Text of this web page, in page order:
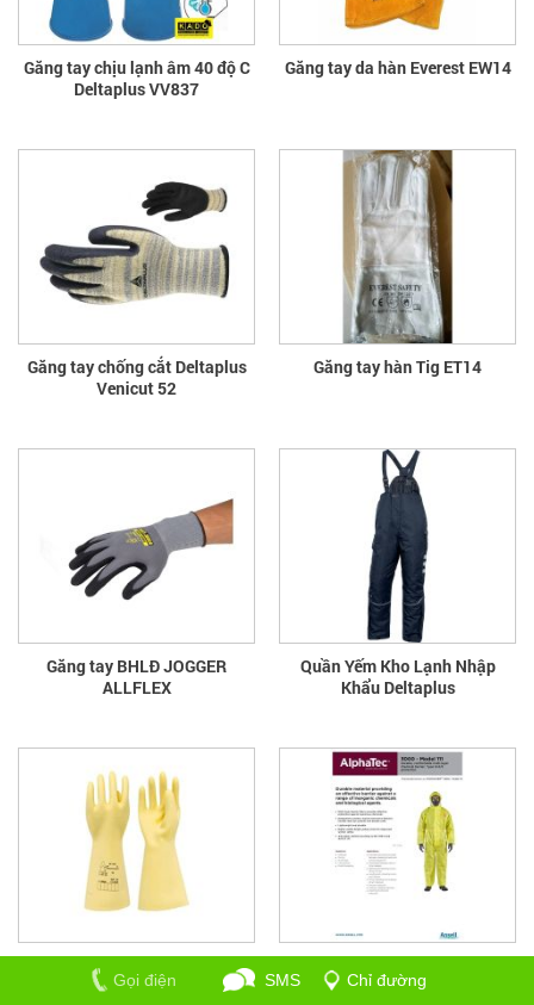
Găng tay chịu lạnh âm 40 độ C
Deltaplus VV837
Găng tay da hàn Everest EW14
Găng tay chống cắt Deltaplus
Venicut 52
Găng tay hàn Tig ET14
Găng tay BHLĐ JOGGER
ALLFLEX
Quần Yếm Kho Lạnh Nhập
Khẩu Deltaplus
Găng tay cách điện hạ áp
Regeltex
Quần áo Alphatec 3000
Gọi điện SMS Chỉ đường